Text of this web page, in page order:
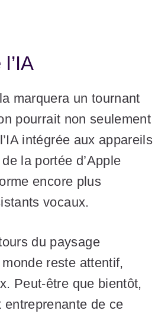
marquera un tournant
pourrait non seulement
intégrée aux appareils
la portée d’Apple
encore plus
vocaux.
du paysage
reste attentif,
Peut-être que bientôt,
de ce